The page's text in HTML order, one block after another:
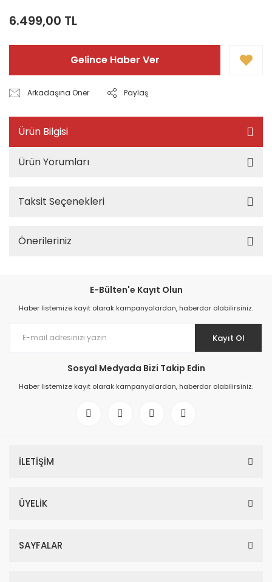
6.499,00 TL
Gelince Haber Ver
Arkadaşına Öner Paylaş
Ürün Bilgisi
Ürün Yorumları
Taksit Seçenekleri
Önerileriniz
E-Bülten'e Kayıt Olun
Haber listemize kayıt olarak kampanyalardan, haberdar olabilirsiniz.
Kayıt Ol
Sosyal Medyada Bizi Takip Edin
Haber listemize kayıt olarak kampanyalardan, haberdar olabilirsiniz.
İLETİŞİM
ÜYELİK
SAYFALAR